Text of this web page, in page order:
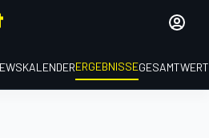
KALENDERERGEBNISSE